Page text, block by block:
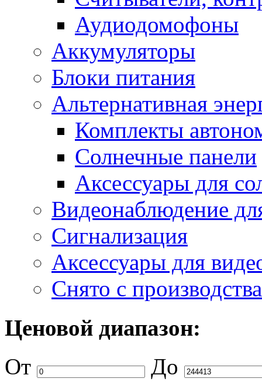
Аудиодомофоны
Аккумуляторы
Блоки питания
Альтернативная
Комплекты
Солнечные панели
Аксессуары для
Видеонаблюдение
Сигнализация
Аксессуары для
Снято с производства
Ценовой диапазон:
От
До